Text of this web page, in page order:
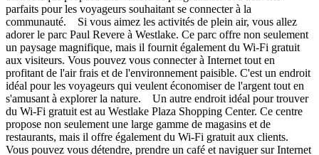
parfaits pour les voyageurs souhaitant se connecter à la
communauté. Si vous aimez les activités de plein air, vous allez
adorer le parc Paul Revere à Westlake. Ce parc offre non seulement
un paysage magnifique, mais il fournit également du Wi-Fi gratuit
aux visiteurs. Vous pouvez vous connecter à Internet tout en
profitant de l'air frais et de l'environnement paisible. C'est un endroit
idéal pour les voyageurs qui veulent économiser de l'argent tout en
s'amusant à explorer la nature. Un autre endroit idéal pour trouver
du Wi-Fi gratuit est au Westlake Plaza Shopping Center. Ce centre
propose non seulement une large gamme de magasins et de
restaurants, mais il offre également du Wi-Fi gratuit aux clients.
Vous pouvez vous détendre, prendre un café et naviguer sur Internet